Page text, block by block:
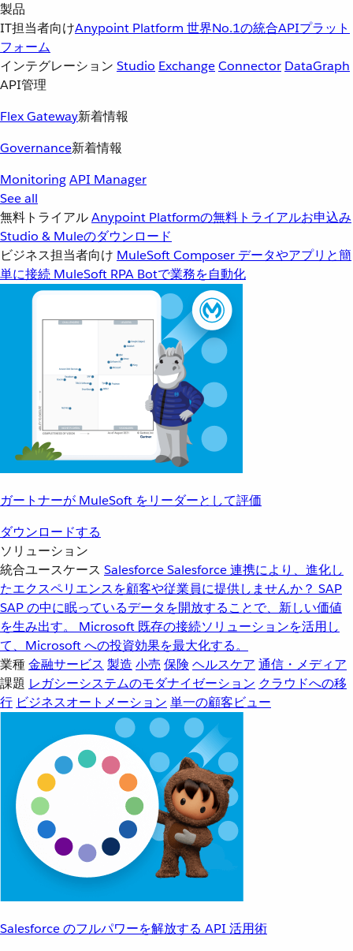
製品
IT担当者向けAnypoint Platform 世界No.1の統合APIプラット
フォーム
インテグレーション Studio ExchangeConnector DataGraph
API管理
Flex Gateway新着情報
Governance新着情報
MonitoringAPI Manager
See all
無料トライアルAnypoint Platformの無料トライアルお申込み
Studio & Muleのダウンロード
ビジネス担当者向け MuleSoft Composer データやアプリと簡
単に接続 MuleSoft RPA Botで業務を自動化
ガートナーが MuleSoft をリーダーとして評価
ダウンロードする
ソリューション
統合ユースケース SalesforceSalesforce 連携により、進化し
たエクスペリエンスを顧客や従業員に提供しませんか？ SAP
SAP の中に眠っているデータを開放することで、新しい価値
を生み出す。
Microsoft 既存の接続ソリューションを活用し
て、Microsoft への投資効果を最大化する。
業種金融サービス 製造 小売 保険 ヘルスケア 通信・メディア
課題 レガシーシステムのモダナイゼーション クラウドへの移
行 ビジネスオートメーション 単一の顧客ビュー
Salesforce のフルパワーを解放する API 活用術